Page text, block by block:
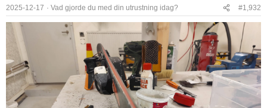
o
n
2025-12-17 Vad gjorde du med din utrustning idag? #1,932